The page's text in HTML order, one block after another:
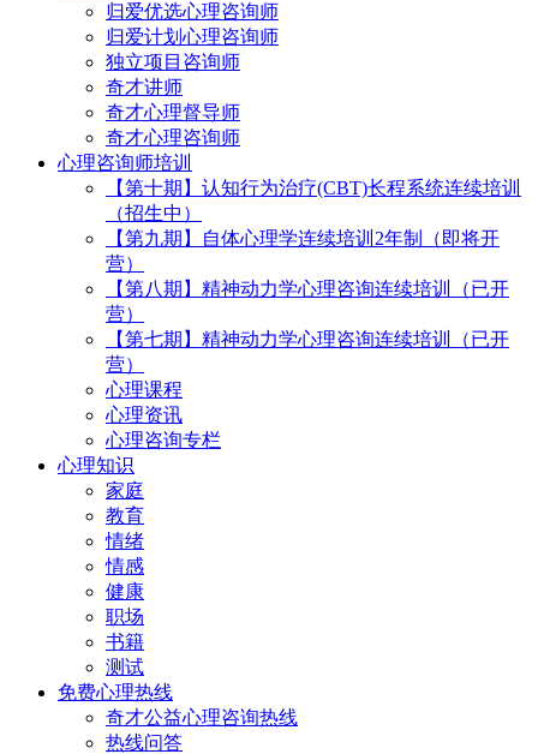
归爱优选心理咨询师
归爱计划心理咨询师
独立项目咨询师
奇才讲师
奇才心理督导师
奇才心理咨询师
心理咨询师培训
【第十期】认知行为治疗(CBT)长程系统连续培训
（招生中）
【第九期】自体心理学连续培训2年制（即将开
营）
【第八期】精神动力学心理咨询连续培训（已开
营）
【第七期】精神动力学心理咨询连续培训（已开
营）
心理课程
心理资讯
心理咨询专栏
心理知识
家庭
教育
情绪
情感
健康
职场
书籍
测试
免费心理热线
奇才公益心理咨询热线
热线问答